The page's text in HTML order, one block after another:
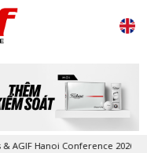
AGIF Hanoi Conference 2026"